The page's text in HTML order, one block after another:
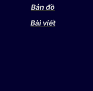
Bản đồ
Bài viết